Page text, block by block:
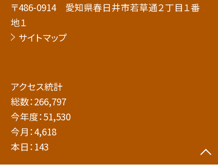
〒486-0914 愛知県春日井市若草通２丁目１番
地１
サイトマップ
アクセス統計
総数：266,797
今年度：51,530
今月：4,618
本日： 143